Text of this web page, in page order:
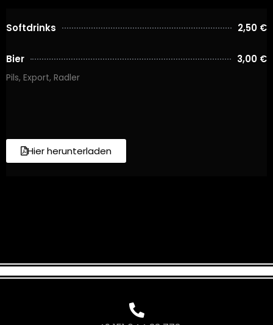
Softdrinks 2,50 €
Bier 3,00 €
Pils, Export, Radler
Hier herunterladen